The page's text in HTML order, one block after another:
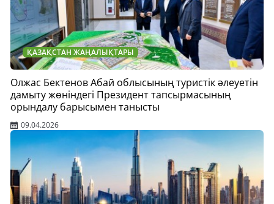
ҚАЗАҚСТАН ЖАҢАЛЫҚТАРЫ
Олжас Бектенов Абай облысының туристік әлеуетін
дамыту жөніндегі Президент тапсырмасының
орындалу барысымен танысты
09.04.2026